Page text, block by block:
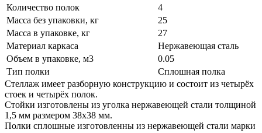
Количество полок
4
Масса без упаковки, кг
25
Масса в упаковке, кг
27
Материал каркаса
Нержавеющая сталь
Объем в упаковке, м3
0.05
Тип полки
Сплошная полка
Стеллаж имеет разборную конструкцию и состоит из четырёх
стоек и четырёх полок.
Стойки изготовлены из уголка нержавеющей стали толщиной
1,5 мм размером 38х38 мм.
Полки сплошные изготовленны из нержавеющей стали марки